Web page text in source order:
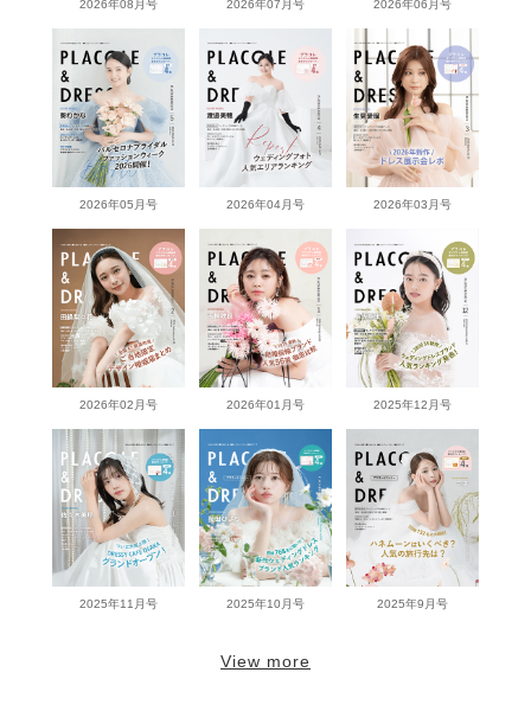
2026年08月号 2026年07月号 2026年06月号
2026年05月号 2026年04月号 2026年03月号
2026年02月号 2026年01月号 2025年12月号
2025年11月号 2025年10月号 2025年9月号
View more